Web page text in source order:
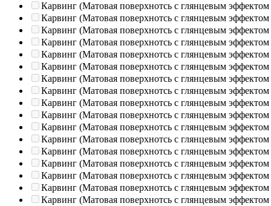
Карвинг (Матовая поверхнотсь с глянцевым эффектом
Карвинг (Матовая поверхнотсь с глянцевым эффектом
Карвинг (Матовая поверхнотсь с глянцевым эффектом
Карвинг (Матовая поверхнотсь с глянцевым эффектом
Карвинг (Матовая поверхнотсь с глянцевым эффектом
Карвинг (Матовая поверхнотсь с глянцевым эффектом
Карвинг (Матовая поверхнотсь с глянцевым эффектом
Карвинг (Матовая поверхнотсь с глянцевым эффектом
Карвинг (Матовая поверхнотсь с глянцевым эффектом
Карвинг (Матовая поверхнотсь с глянцевым эффектом
Карвинг (Матовая поверхнотсь с глянцевым эффектом
Карвинг (Матовая поверхнотсь с глянцевым эффектом
Карвинг (Матовая поверхнотсь с глянцевым эффектом
Карвинг (Матовая поверхнотсь с глянцевым эффектом
Карвинг (Матовая поверхнотсь с глянцевым эффектом
Карвинг (Матовая поверхнотсь с глянцевым эффектом
Карвинг (Матовая поверхнотсь с глянцевым эффектом